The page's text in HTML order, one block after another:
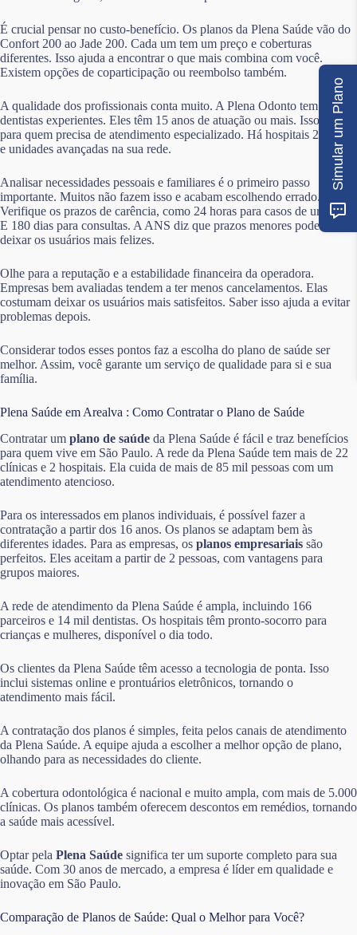
É crucial pensar no custo-benefício. Os planos da Plena Saúde vão do
Confort 200 ao Jade 200. Cada um tem um preço e coberturas
diferentes. Isso ajuda a encontrar o que mais combina com você.
Existem opções de coparticipação ou reembolso também.
A qualidade dos profissionais conta muito. A Plena Odonto tem
dentistas experientes. Eles têm 15 anos de atuação ou mais. Isso é bom
para quem precisa de atendimento especializado. Há hospitais 24 horas
e unidades avançadas na sua rede.
Analisar necessidades pessoais e familiares é o primeiro passo
importante. Muitos não fazem isso e acabam escolhendo errado.
Verifique os prazos de carência, como 24 horas para casos de urgência.
E 180 dias para consultas. A ANS diz que prazos menores podem
deixar os usuários mais felizes.
Olhe para a reputação e a estabilidade financeira da operadora.
Empresas bem avaliadas tendem a ter menos cancelamentos. Elas
costumam deixar os usuários mais satisfeitos. Saber isso ajuda a evitar
problemas depois.
Considerar todos esses pontos faz a escolha do plano de saúde ser
melhor. Assim, você garante um serviço de qualidade para si e sua
família.
Plena Saúde em Arealva : Como Contratar o Plano de Saúde
Contratar um plano de saúde da Plena Saúde é fácil e traz benefícios
para quem vive em São Paulo. A rede da Plena Saúde tem mais de 22
clínicas e 2 hospitais. Ela cuida de mais de 85 mil pessoas com um
atendimento atencioso.
Para os interessados em planos individuais, é possível fazer a
contratação a partir dos 16 anos. Os planos se adaptam bem às
diferentes idades. Para as empresas, os planos empresariais são
perfeitos. Eles aceitam a partir de 2 pessoas, com vantagens para
grupos maiores.
A rede de atendimento da Plena Saúde é ampla, incluindo 166
parceiros e 14 mil dentistas. Os hospitais têm pronto-socorro para
crianças e mulheres, disponível o dia todo.
Os clientes da Plena Saúde têm acesso a tecnologia de ponta. Isso
inclui sistemas online e prontuários eletrônicos, tornando o
atendimento mais fácil.
A contratação dos planos é simples, feita pelos canais de atendimento
da Plena Saúde. A equipe ajuda a escolher a melhor opção de plano,
olhando para as necessidades do cliente.
A cobertura odontológica é nacional e muito ampla, com mais de 5.000
clínicas. Os planos também oferecem descontos em remédios, tornando
a saúde mais acessível.
Optar pela Plena Saúde significa ter um suporte completo para sua
saúde. Com 30 anos de mercado, a empresa é líder em qualidade e
inovação em São Paulo.
Comparação de Planos de Saúde: Qual o Melhor para Você?
Simular um Plano